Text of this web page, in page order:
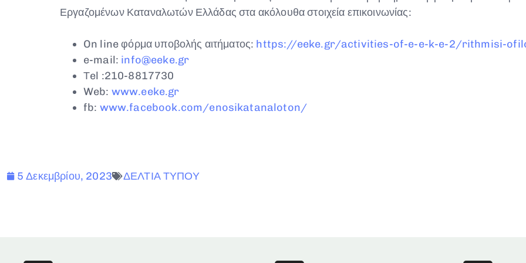
Εργαζομένων Καταναλωτών Ελλάδας στα ακόλουθα στοιχεία επικοινωνίας:
On line φόρμα υποβολής αιτήματος: https://eeke.gr/activities-of-e-e-k-e-2/rithmisi-
e-mail: info@eeke.gr
Τel :210-8817730
Web: www.eeke.gr
fb: www.facebook.com/enosikatanaloton/
5 Δεκεμβρίου, 2023 ΔΕΛΤΙΑ ΤΥΠΟΥ